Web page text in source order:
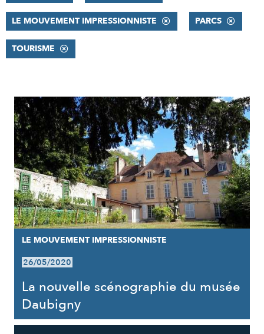
LE MOUVEMENT IMPRESSIONNISTE PARCS
TOURISME
RÉSULTATS
LE MOUVEMENT IMPRESSIONNISTE
26/05/2020
La nouvelle scénographie du musée
Daubigny